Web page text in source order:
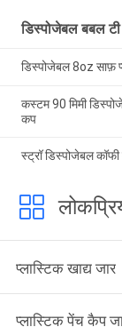
डिस्पोजेबल बबल
डिस्पोजेबल 8oz साफ़
कस्टम 90 मिमी
कप
स्ट्रॉ डिस्पोजेबल
प्लास्टिक खाद्य जार
प्लास्टिक पेंच कैप